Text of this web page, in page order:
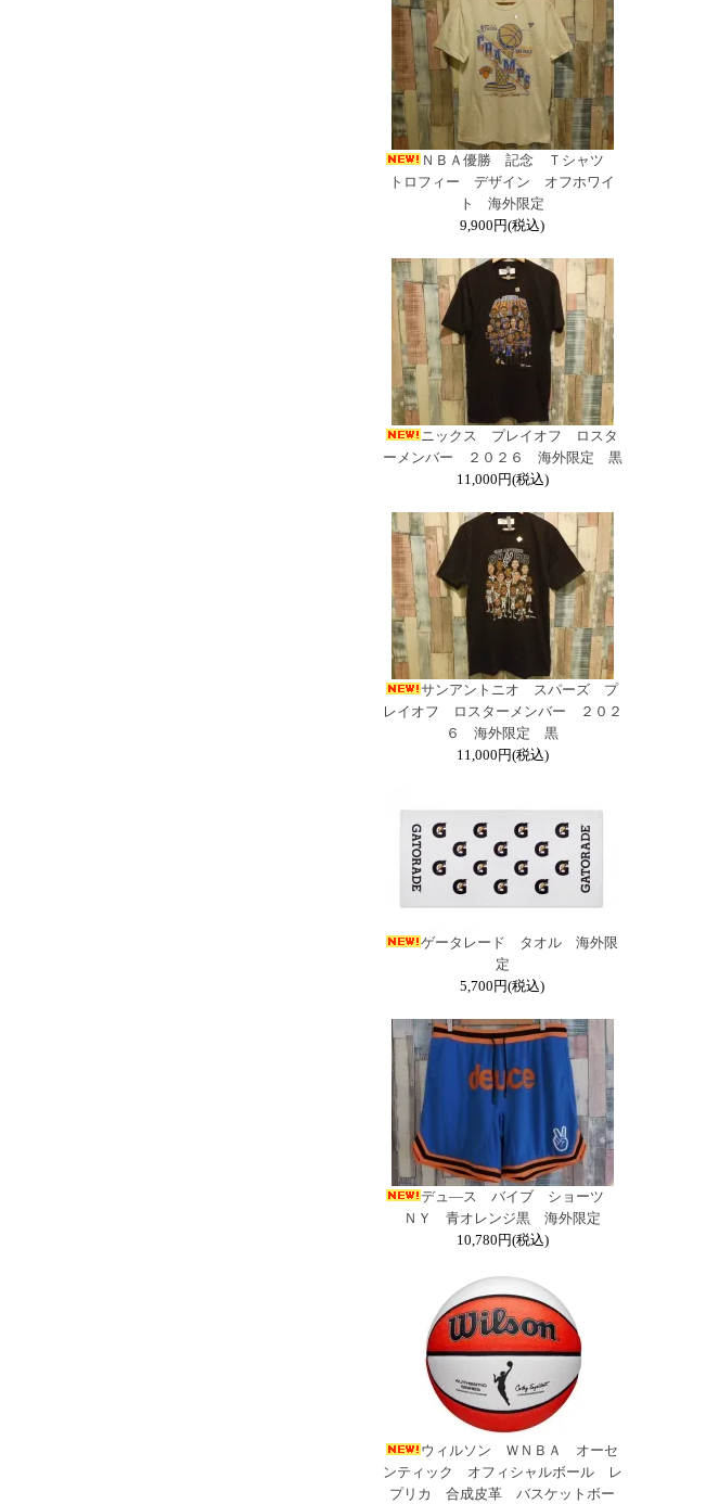
ＮＢＡ優勝 記念 Ｔシャツ
トロフィー デザイン オフホワイ
ト 海外限定
9,900円(税込)
ニックス プレイオフ ロスタ
ーメンバー ２０２６ 海外限定 黒
11,000円(税込)
サンアントニオ スパーズ プ
レイオフ ロスターメンバー ２０２
６ 海外限定 黒
11,000円(税込)
ゲータレード タオル 海外限
定
5,700円(税込)
デュ―ス バイブ ショーツ
ＮＹ 青オレンジ黒 海外限定
10,780円(税込)
ウィルソン ＷＮＢＡ オーセ
ンティック オフィシャルボール レ
プリカ 合成皮革 バスケットボー